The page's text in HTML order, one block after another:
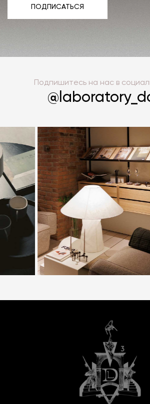
ПОДПИСАТЬСЯ
Подпишитесь на нас в